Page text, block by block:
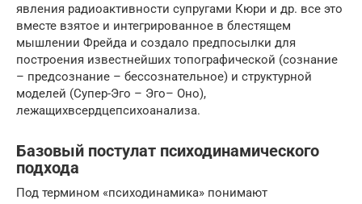
явления радиоактивности супругами Кюри и др. все это
вместе взятое и интегрированное в блестящем
мышлении Фрейда и создало предпосылки для
построения известнейших топографической (сознание
– предсознание – бессознательное) и структурной
моделей (Супер-Эго – Эго– Оно),
лежащихвсердцепсихоанализа.
Базовый постулат психодинамического
подхода
Под термином «психодинамика» понимают